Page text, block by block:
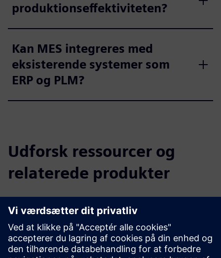
produktionseffektiviteten?
Kan MES integreres med
eksisterende systemer som
ERP og PLM?
Udforsk ressourcer og
relaterede produkter
Yderligere oplysninger og
ressourcer
CLEVR Produktionsoperationsstyring